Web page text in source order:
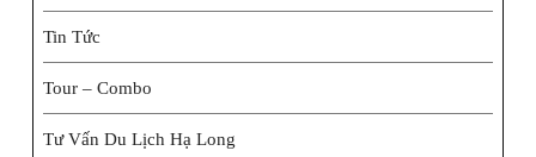
Tin Tức
Tour – Combo
Tư Vấn Du Lịch Hạ Long